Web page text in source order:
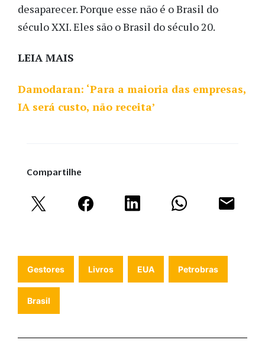
desaparecer. Porque esse não é o Brasil do
século XXI. Eles são o Brasil do século 20.
LEIA MAIS
Damodaran: ‘Para a maioria das empresas,
IA será custo, não receita’
Compartilhe
Gestores Livros EUA Petrobras
Brasil